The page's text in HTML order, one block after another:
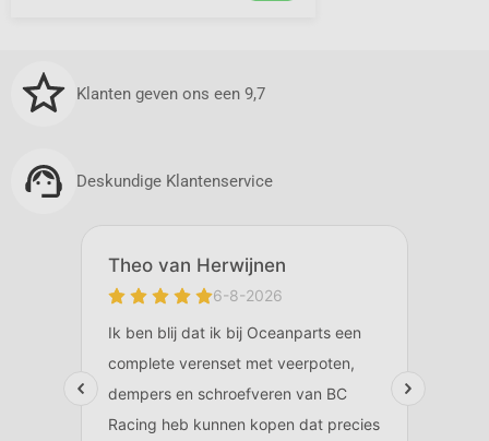
Klanten geven ons een 9,7
Deskundige Klantenservice